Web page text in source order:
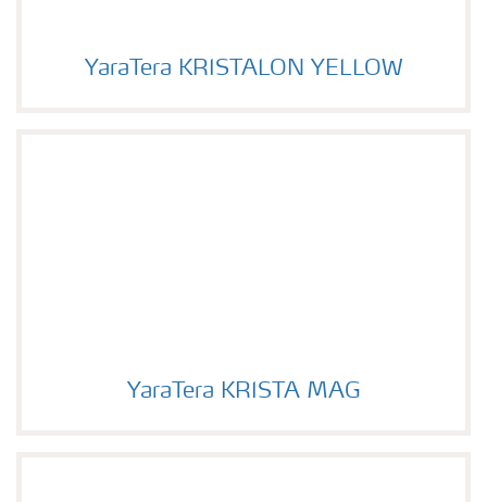
Image of YaraTera KRISTALON YELLOW
YaraTera KRISTALON YELLOW
YaraTera KRISTA MAG picture
YaraTera KRISTA MAG